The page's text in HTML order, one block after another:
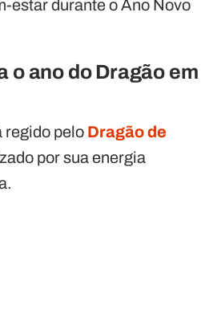
estar durante o Ano Novo
o ano do Dragão em
regido pelo Dragão de
por sua energia